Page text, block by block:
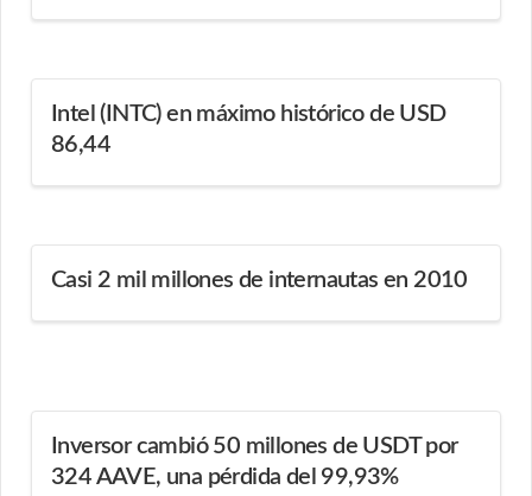
Intel (INTC) en máximo histórico de USD
86,44
Casi 2 mil millones de internautas en 2010
Inversor cambió 50 millones de USDT por
324 AAVE, una pérdida del 99,93%